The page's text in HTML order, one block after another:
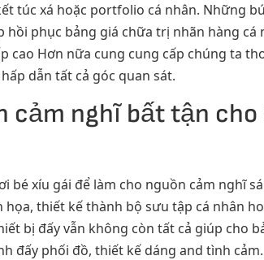
túc xá hoặc portfolio cá nhân. Những
phục bảng giá chữa trị nhãn hàng cá
cao Hơn nữa cung cung cấp chúng ta
dẫn tất cả góc quan sát.
cảm nghĩ bất tận
xíu gái để làm cho nguồn cảm nghĩ
thiết kế thành bộ sưu tập cá nhân
bị đấy vẫn không còn tất cả giúp cho
đấy phối đồ, thiết kế dáng and tình cảm.